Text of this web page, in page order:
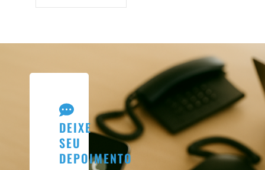
DEIXE
SEU
DEPOIMENTO